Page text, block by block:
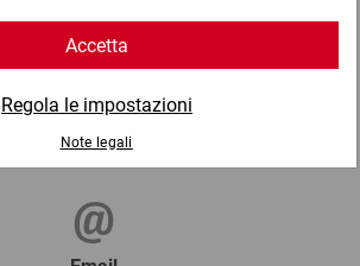
Telefono
Lun - Ven: 8:30 - 18:00
02 9066 221